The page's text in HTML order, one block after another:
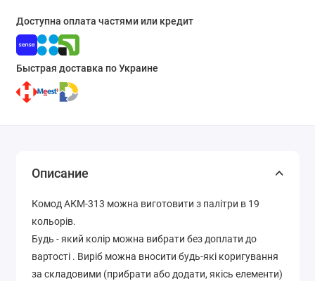
Доступна оплата частями или кредит
Быстрая доставка по Украине
Описание
Комод АКМ-313 можна виготовити з палітри в 19
кольорів.
Будь - який колір можна вибрати без доплати до
вартості . Виріб можна вносити будь-які коригування
за складовими (прибрати або додати, якісь елементи)